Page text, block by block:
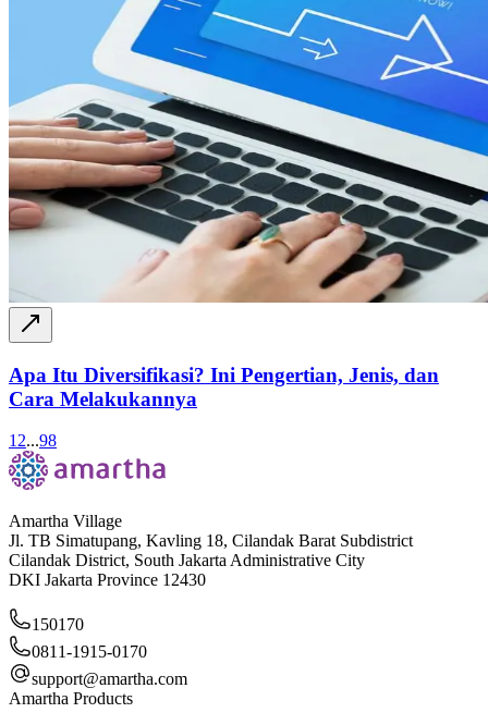
Apa Itu Diversifikasi? Ini Pengertian, Jenis, dan
Cara Melakukannya
1 2...98
Amartha Village
Jl. TB Simatupang, Kavling 18, Cilandak Barat Subdistrict
Cilandak District, South Jakarta Administrative City
DKI Jakarta Province 12430
150170
0811-1915-0170
support@amartha.com
Amartha Products